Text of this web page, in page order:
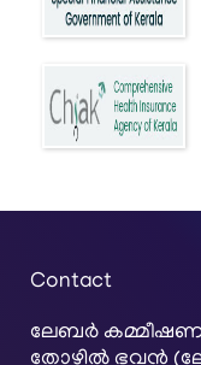
Contact
ലേബര്‍